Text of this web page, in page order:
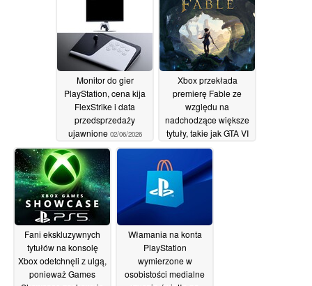
Monitor do gier
PlayStation, cena kija
FlexStrike i data
przedsprzedaży
ujawnione 02/06/2026
Xbox przekłada
premierę Fable ze
względu na
nadchodzące większe
tytuły, takie jak GTA VI
30/05/2026
Fani ekskluzywnych
tytułów na konsolę
Xbox odetchnęli z ulgą,
ponieważ Games
Włamania na konta
PlayStation
wymierzone w
osobistości medialne